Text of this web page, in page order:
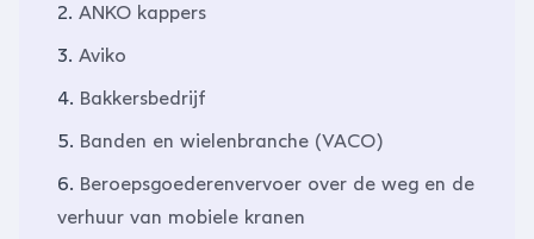
2. ANKO kappers
3. Aviko
4. Bakkersbedrijf
5. Banden en wielenbranche (VACO)
6. Beroepsgoederenvervoer over de weg en de
verhuur van mobiele kranen